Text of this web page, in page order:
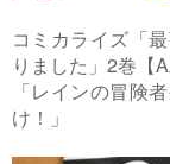
コミカライズ「
りました」2巻【
「レインの冒険
け！」